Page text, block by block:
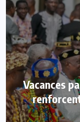
Vacances